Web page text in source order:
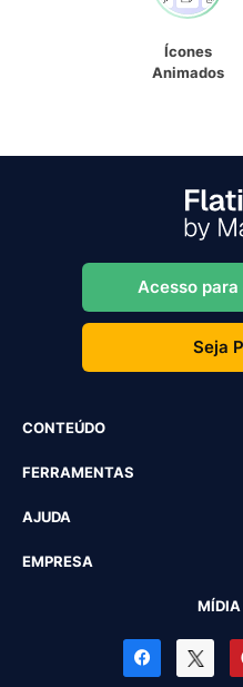
Ícones
Animados
Acesso
Seja
CONTEÚDO
FERRAMENTAS
AJUDA
EMPRESA